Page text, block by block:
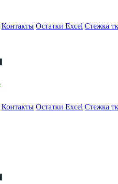
Контакты Остатки Excel Стежка
Контакты Остатки Excel Стежка